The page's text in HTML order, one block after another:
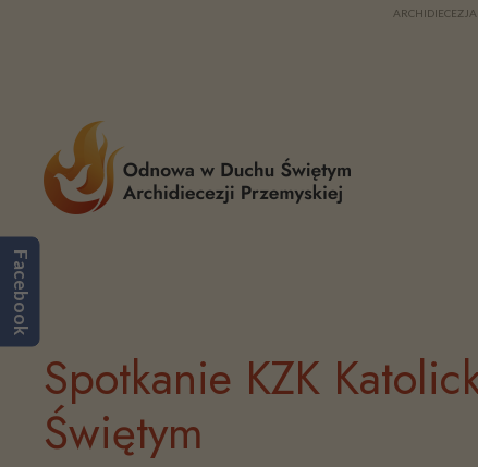
Facebook
ARCHIDIECEZJA
Spotkanie KZK
Świętym